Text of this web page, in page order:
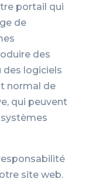
portail qui
de
des
des logiciels
normal de
qui peuvent
site web.